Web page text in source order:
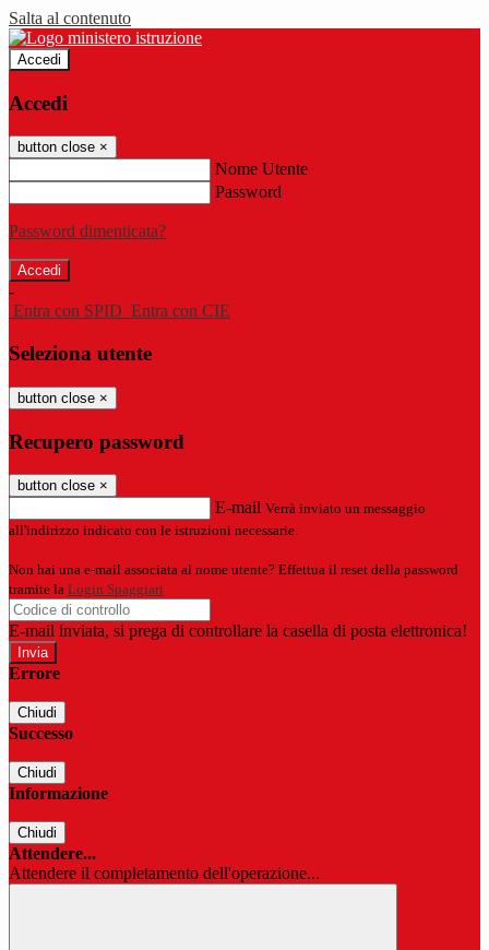
Salta al contenuto
Accedi
Accedi
button close ×
Nome Utente
Password
Password dimenticata?
-
Entra con SPID Entra con CIE
Seleziona utente
button close ×
Recupero password
button close ×
E-mail Verrà inviato un messaggio
all'indirizzo indicato con le istruzioni necessarie.
Non hai una e-mail associata al nome utente? Effettua il reset della password
tramite la Login Spaggiari
E-mail inviata, si prega di controllare la casella di posta elettronica!
Errore
Chiudi
Successo
Chiudi
Informazione
Chiudi
Attendere...
Attendere il completamento dell'operazione...